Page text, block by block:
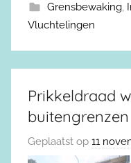
Grensbewaking,
Vluchtelingen
Prikkeldraad
Geplaatst op 11